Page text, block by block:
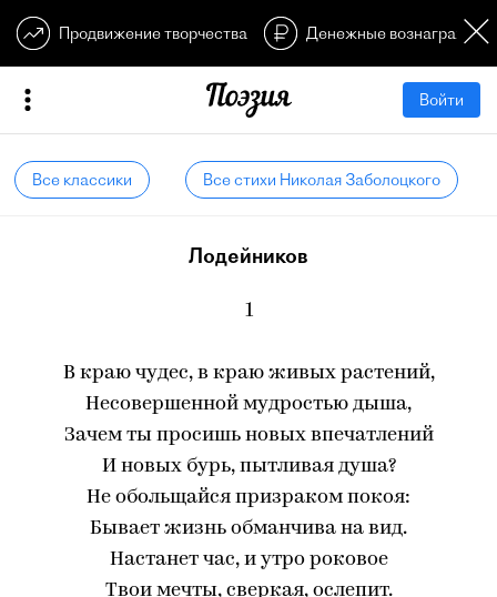
Продвижение творчества Денежные
Войти
Все классики Все стихи Николая Заболоцкого
Лодейников
1
В краю чудес, в краю живых растений,
Несовершенной мудростью дыша,
Зачем ты просишь новых впечатлений
И новых бурь, пытливая душа?
Не обольщайся призраком покоя:
Бывает жизнь обманчива на вид.
Настанет час, и утро роковое
Твои мечты, сверкая, ослепит.